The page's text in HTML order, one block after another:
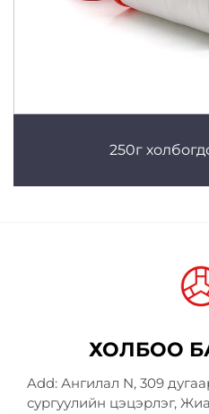
250г
ХОЛБОО
Add: Ангилал N, 309
сургуулийн цэцэрлэг,